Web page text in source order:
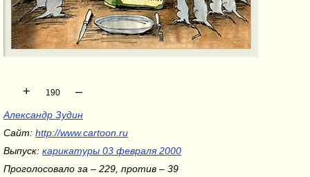
+ 190 –
Александр Зудин
Сайт: http://www.cartoon.ru
Выпуск: карикатуры 03 февраля 2000
Проголосовало за – 229, против – 39